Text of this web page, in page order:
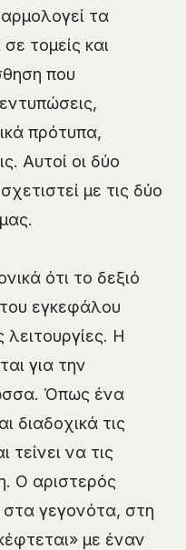
τα
τομείς και
που
πρότυπα,
Αυτοί οι δύο
με τις δύο
ότι το δεξιό
του εγκεφάλου
Η
για την
Όπως ένα
διαδοχικά τις
τείνει να τις
Ο αριστερός
γεγονότα, στη
με έναν